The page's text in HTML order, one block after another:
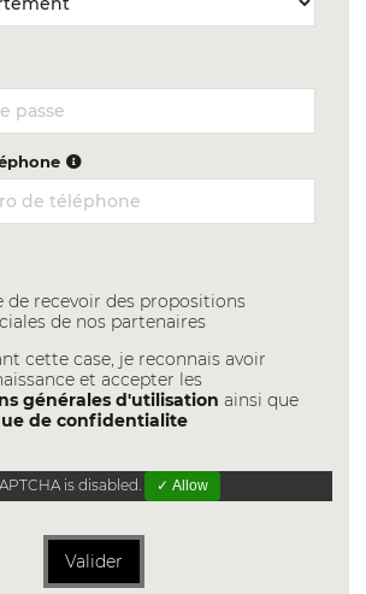
de recevoir des propositions
de nos partenaires
cette case, je reconnais avoir
et accepter les
générales d'utilisation ainsi que
de confidentialite
is disabled. ✓ Allow
Valider